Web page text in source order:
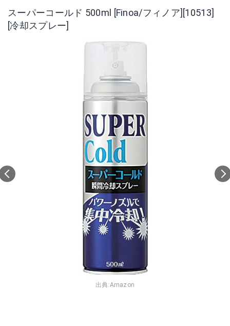
スーパーコールド 500ml [Finoa/フィノア][10513]
[冷却スプレー]
出典:Amazon